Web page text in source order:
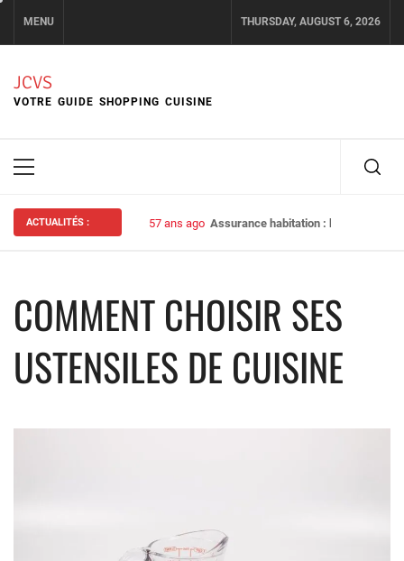
content
MENU THURSDAY, AUGUST 6, 2026
JCVS
VOTRE GUIDE SHOPPING CUISINE
Primary
ACTUALITÉS : 57 ans ago Assurance habitation : bien choisir
COMMENT CHOISIR SES
USTENSILES DE CUISINE